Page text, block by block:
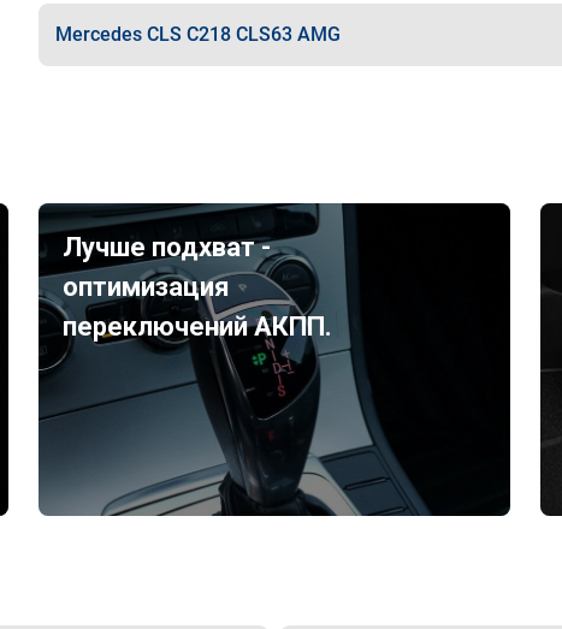
Mercedes CLS C218 CLS63 AMG
Лучше подхват -
оптимизация
переключений АКПП.